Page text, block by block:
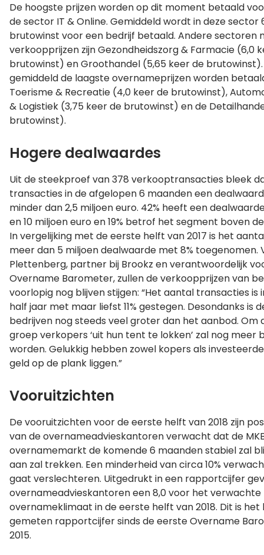
De hoogste prijzen worden op dit moment betaald
de sector IT & Online. Gemiddeld wordt in deze sector
brutowinst voor een bedrijf betaald. Andere sectoren
verkoopprijzen zijn Gezondheidszorg & Farmacie (6,0
brutowinst) en Groothandel (5,65 keer de
gemiddeld de laagste overnameprijzen worden
Toerisme & Recreatie (4,0 keer de brutowinst),
& Logistiek (3,75 keer de brutowinst) en de
brutowinst).
Hogere dealwaardes
Uit de steekproef van 378 verkooptransacties bleek
transacties in de afgelopen 6 maanden een
minder dan 2,5 miljoen euro. 42% heeft een
en 10 miljoen euro en 19% betrof het segment boven
In vergelijking met de eerste helft van 2017 is het
meer dan 5 miljoen dealwaarde met 8% toegenomen.
Plettenberg, partner bij Brookz en verantwoordelijk
Overname Barometer, zullen de verkoopprijzen van
voorlopig nog blijven stijgen: “Het aantal transacties is
half jaar met maar liefst 11% gestegen. Desondanks is
bedrijven nog steeds veel groter dan het aanbod. Om
groep verkopers ‘uit hun tent te lokken’ zal nog meer
worden. Gelukkig hebben zowel kopers als
geld op de plank liggen.”
Vooruitzichten
De vooruitzichten voor de eerste helft van 2018 zijn
van de overnameadvieskantoren verwacht dat de
overnamemarkt de komende 6 maanden stabiel zal
aan zal trekken. Een minderheid van circa 10%
gaat verslechteren. Uitgedrukt in een rapportcijfer
overnameadvieskantoren een 8,0 voor het verwachte
overnameklimaat in de eerste helft van 2018. Dit is het
gemeten rapportcijfer sinds de eerste Overname
2015.